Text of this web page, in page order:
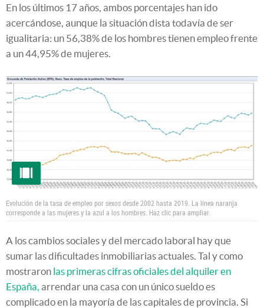
En los últimos 17 años, ambos porcentajes han ido
acercándose, aunque la situación dista todavía de ser
igualitaria: un 56,38% de los hombres tienen empleo frente
a un 44,95% de mujeres.
Evolución de la tasa de empleo por sexos desde 2002 hasta 2019. La línea naranja
corresponde a las mujeres y la azul a los hombres. Haz clic para ampliar.
A los cambios sociales y del mercado laboral hay que
sumar las dificultades inmobiliarias actuales. Tal y como
mostraron las primeras cifras oficiales del alquiler en
España, arrendar una casa con un único sueldo es
complicado en la mayoría de las capitales de provincia. Si